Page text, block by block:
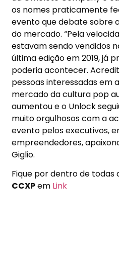
os nomes praticamente
evento que debate sobre
do mercado. “Pela
estavam sendo vendidos
última edição em 2019, já
poderia acontecer.
pessoas interessadas em
mercado da cultura pop
aumentou e o Unlock
muito orgulhosos com a
evento pelos executivos,
empreendedores,
Giglio.
Fique por dentro de todas
CCXPem Link